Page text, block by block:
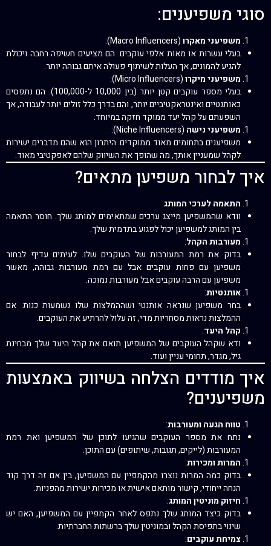
סוגי משפיענים:
משפיעני מאקרו(Macro Influencers):
בעלי עשרות או מאות אלפי עוקבים. הם מציעים חשיפה רחבה ויכולת
להגיע להמונים, אך העלות לשיתוף פעולה איתם גבוהה יותר.
משפיעני מיקרו(Micro Influencers):
בעלי מספר עוקבים קטן יותר (בין 10,000 ל-100,000). הם נתפסים
כאותנטיים ואינטראקטיביים יותר, והם בדרך כלל זולים יותר לעבודה, אך
השפעתם על קהל יעד ממוקד חזקה במיוחד.
משפיעני נישה (Niche Influencers):
משפיענים בתחומים מאוד ממוקדים. היתרון הוא שהם מדברים ישירות
לקהל שמעניין אותך, מה שהופך את השיווק שלהם לאפקטיבי מאוד.
איך לבחור משפיען מתאים?
התאמה לערכי המותג:
וודא שהמשפיען מייצג ערכים שמתאימים למותג שלך. חוסר התאמה
בין המותג למשפיען יכול לפגוע בתדמית שלך.
מעורבות הקהל:
בדוק את רמת המעורבות של העוקבים שלו. לעיתים עדיף לבחור
משפיען עם פחות עוקבים אבל עם רמת מעורבות גבוהה, מאשר
משפיען עם הרבה עוקבים אבל מעורבות נמוכה.
אותנטיות:
בחר משפיען שנראה אותנטי ושההמלצות שלו נשמעות כנות. אם
ההמלצות נראות מסחריות מדי, זה עלול להרתיע את העוקבים.
קהל היעד:
ודא שקהל העוקבים של המשפיען תואם את קהל היעד שלך מבחינת
גיל, מגדר, תחומי עניין ועוד.
איך מודדים הצלחה בשיווק באמצעות
משפיענים?
טווח הגעה ומעורבות:
נתח את מספר העוקבים שהגיעו לתוכן של המשפיען ואת רמת
המעורבות (לייקים, תגובות, שיתופים) עם התוכן.
המרות ומכירות:
בדוק כמה המרות נוצרו מהקמפיין עם המשפיען, בין אם זה דרך קוד
הנחה ייחודי, קישור מותאם אישית או מכירות ישירות מהפניות.
חיזוק מוניטין המותג:
בדוק כיצד המותג שלך נתפס לאחר הקמפיין עם המשפיען, האם יש
שינוי בתפיסת הקהל ובמוניטין שלך ברשתות החברתיות.
צמיחת עוקבים: